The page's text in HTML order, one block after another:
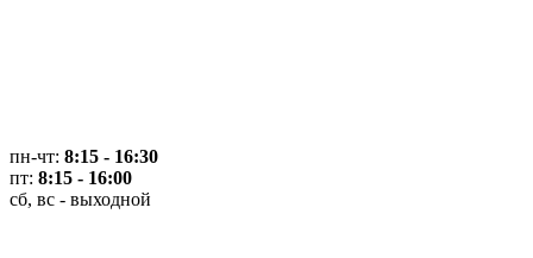
пн-чт: 8:15 - 16:30
пт: 8:15 - 16:00
сб, вс - выходной